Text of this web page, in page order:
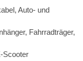
Auto- und
Fahrradträger,
Scooter